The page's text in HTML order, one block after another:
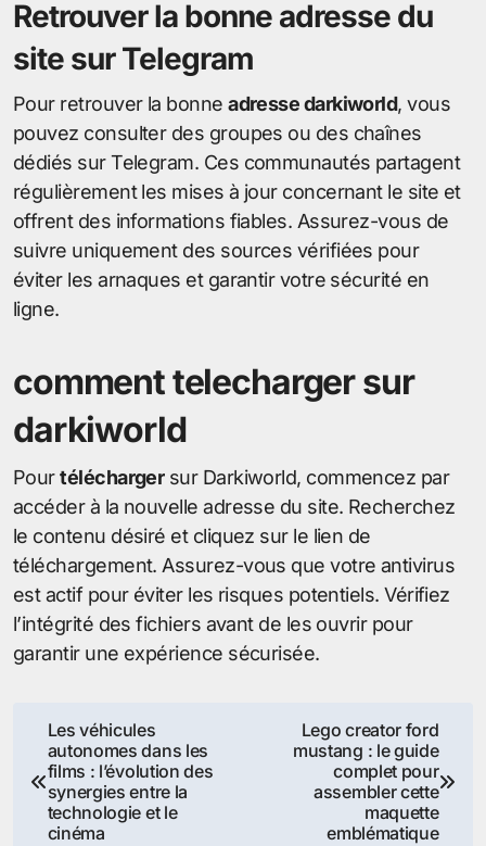
Retrouver la bonne adresse du
site sur Telegram
Pour retrouver la bonneadresse darkiworld, vous
pouvez consulter des groupes ou des chaînes
dédiés sur Telegram. Ces communautés partagent
régulièrement les mises à jour concernant le site et
offrent des informations fiables. Assurez-vous de
suivre uniquement des sources vérifiées pour
éviter les arnaques et garantir votre sécurité en
ligne.
comment telecharger sur
darkiworld
Pourtéléchargersur Darkiworld, commencez par
accéder à la nouvelle adresse du site. Recherchez
le contenu désiré et cliquez sur le lien de
téléchargement. Assurez-vous que votre antivirus
est actif pour éviter les risques potentiels. Vérifiez
l’intégrité des fichiers avant de les ouvrir pour
garantir une expérience sécurisée.
Navigation
de
l’article
Les véhicules
autonomes dans les
films : l’évolution des
synergies entre la
technologie et le
cinéma
Lego creator ford
mustang : le guide
complet pour
assembler cette
maquette
emblématique